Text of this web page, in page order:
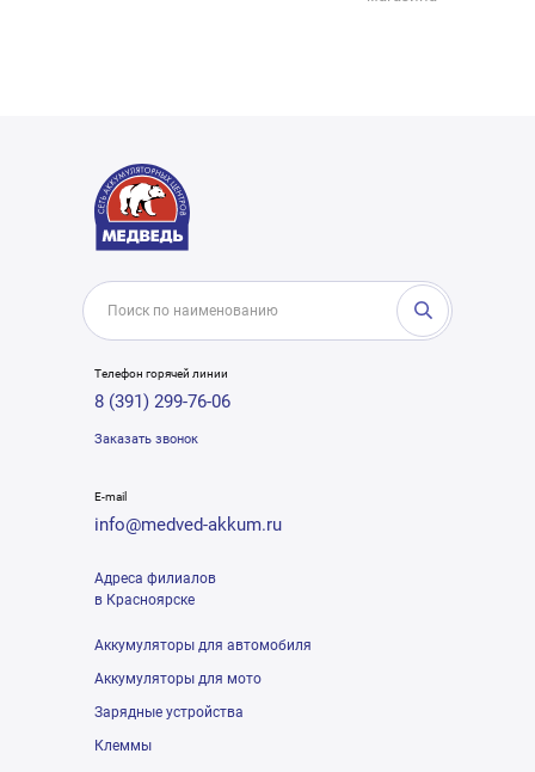
Телефон горячей линии
8 (391) 299-76-06
Заказать звонок
E-mail
info@medved-akkum.ru
Адреса филиалов
в Красноярске
Аккумуляторы для автомобиля
Аккумуляторы для мото
Зарядные устройства
Клеммы